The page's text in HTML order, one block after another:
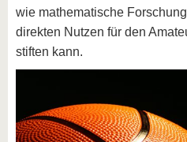
wie mathematische
direkten Nutzen für den
stiften kann.